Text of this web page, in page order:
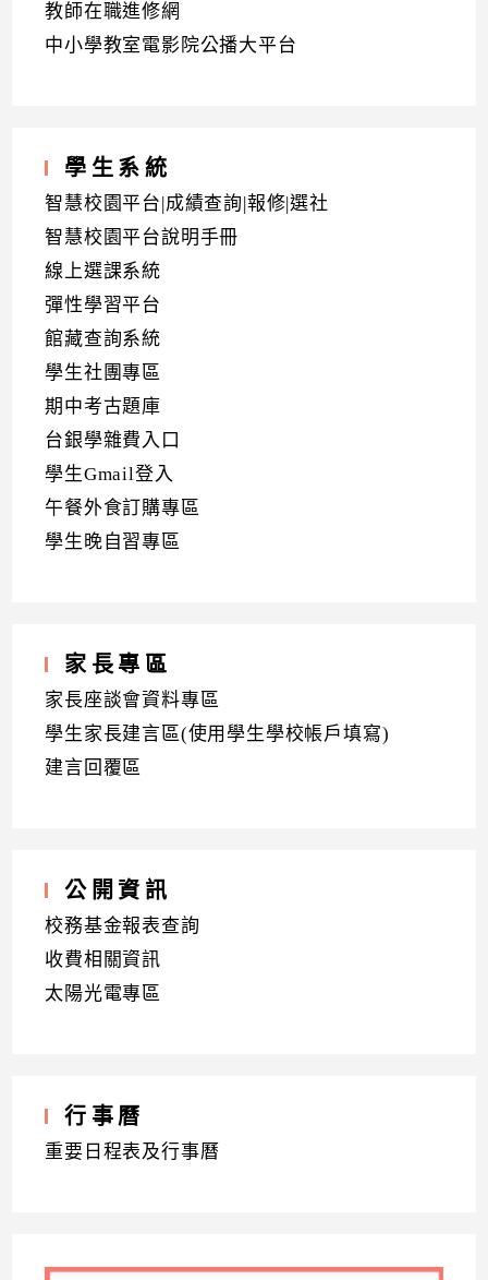
教師在職進修網
中小學教室電影院公播大平台
學生系統
智慧校園平台|成績查詢|報修|選社
智慧校園平台說明手冊
線上選課系統
彈性學習平台
館藏查詢系統
學生社團專區
期中考古題庫
台銀學雜費入口
學生Gmail登入
午餐外食訂購專區
學生晚自習專區
家長專區
家長座談會資料專區
學生家長建言區(使用學生學校帳戶填寫)
建言回覆區
公開資訊
校務基金報表查詢
收費相關資訊
太陽光電專區
行事曆
重要日程表及行事曆